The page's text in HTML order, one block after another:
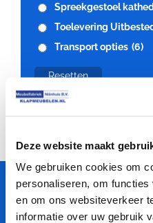
Deze website maakt
We gebruiken cookies om
personaliseren, om
en om ons websiteverkeer
informatie over uw gebruik
Spreekgestoel
Toelevering
Transport opties (6)
Resetten
Meubelfabriek